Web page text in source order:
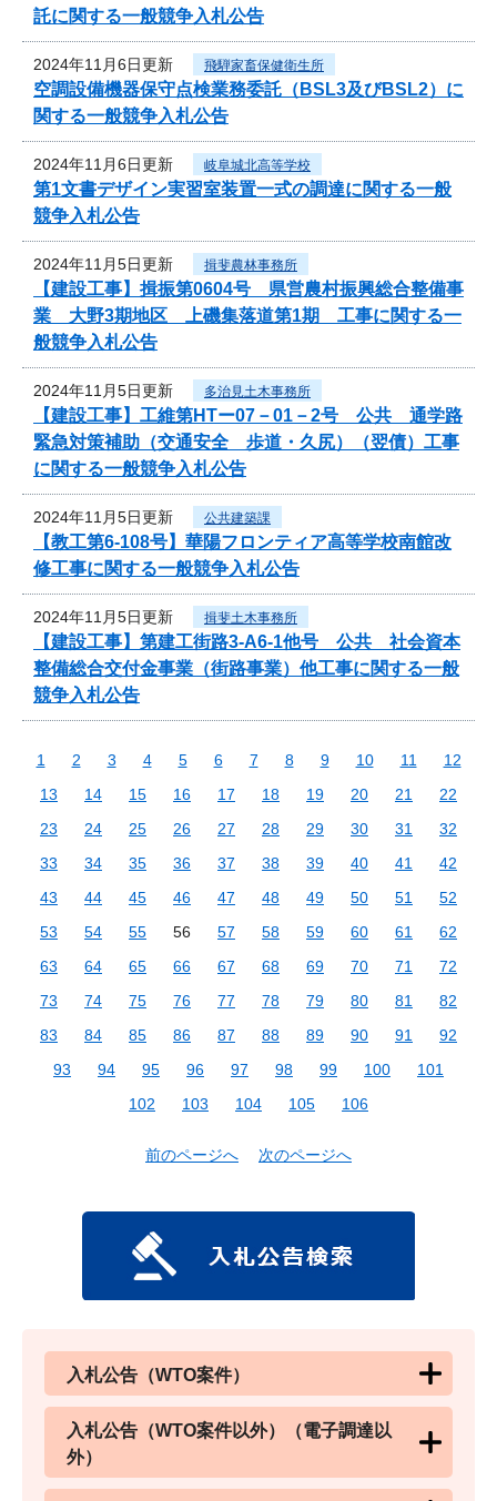
託に関する一般競争入札公告
2024年11月6日更新 飛騨家畜保健衛生所
空調設備機器保守点検業務委託（BSL3及びBSL2）に
関する一般競争入札公告
2024年11月6日更新 岐阜城北高等学校
第1文書デザイン実習室装置一式の調達に関する一般
競争入札公告
2024年11月5日更新 揖斐農林事務所
【建設工事】揖振第0604号 県営農村振興総合整備事
業 大野3期地区 上磯集落道第1期 工事に関する一
般競争入札公告
2024年11月5日更新 多治見土木事務所
【建設工事】工維第HTー07－01－2号 公共 通学路
緊急対策補助（交通安全 歩道・久尻）（翌債）工事
に関する一般競争入札公告
2024年11月5日更新 公共建築課
【教工第6-108号】華陽フロンティア高等学校南館改
修工事に関する一般競争入札公告
2024年11月5日更新 揖斐土木事務所
【建設工事】第建工街路3-A6-1他号 公共 社会資本
整備総合交付金事業（街路事業）他工事に関する一般
競争入札公告
1 2 3 4 5 6 7 8 9 10 11
12
13
14 15 16 17 18 19 20 21
22
23
24 25 26 27 28 29 30 31
32
33
34 35 36 37 38 39 40 41
42
43
44 45 46 47 48 49 50 51
52
53
54 55 56 57 58 59 60 61
62
63
64 65 66 67 68 69 70 71
72
73
74 75 76 77 78 79 80 81
82
83
84 85 86 87 88 89 90 91
92
93
94 95 96 97 98 99 100
101
102
103 104 105 106
前のページへ 次のページへ
入札公告（WTO案件）
入札公告（WTO案件以外）（電子調達以
外）